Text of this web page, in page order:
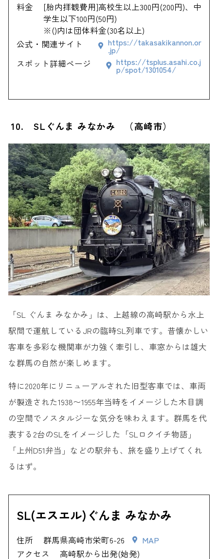
料金
[胎内拝観費用]高校生以上300円(200円)、中
学生以下100円(50円)
※()内は団体料金(30名以上)
公式・関連サイト
https://takasakikannon.or
.jp/
スポット詳細ページ
https://tsplus.asahi.co.j
p/spot/1301054/
10. SLぐんま みなかみ （高崎市）
「SL ぐんま みなかみ」は、上越線の高崎駅から水上
駅間で運航しているJRの臨時SL列車です。昔懐かしい
客車を多彩な機関車が力強く牽引し、車窓からは雄大
な群馬の自然が楽しめます。
特に2020年にリニューアルされた旧型客車では、車両
が製造された1938〜1955年当時をイメージした木目調
の空間でノスタルジーな気分を味わえます。群馬を代
表する2台のSLをイメージした「SLロクイチ物語」
「上州D51弁当」などの駅弁も、旅を盛り上げてくれ
るはず。
SL(エスエル)ぐんま みなかみ
住所 群馬県高崎市栄町6-26
MAP
アクセス
高崎駅から出発(始発)